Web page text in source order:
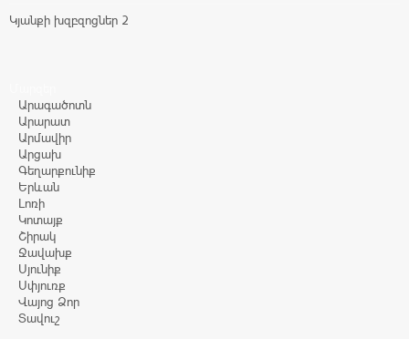
Կյանքի խզբզոցներ 2
Արագածոտն
Արարատ
Արմավիր
Արցախ
Գեղարքունիք
Երևան
Լոռի
Կոտայք
Շիրակ
Ջավախք
Սյունիք
Սփյուռք
Վայոց Ձոր
Տավուշ